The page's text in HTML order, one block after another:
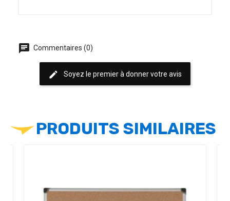
chat Commentaires (0)
edit Soyez le premier à donner votre avis
PRODUITS SIMILAIRES